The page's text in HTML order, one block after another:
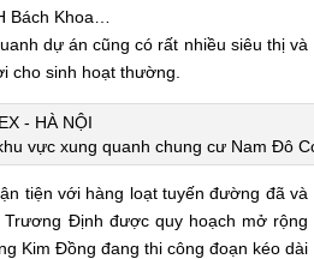
Bách Khoa…
dự án cũng có rất nhiều siêu thị và
cho sinh hoạt thường.
vực xung quanh chung cư Nam Đô
tiện với hàng loạt tuyến đường đã và
Định được quy hoạch mở rộng
Kim Đồng đang thi công đoạn kéo dài